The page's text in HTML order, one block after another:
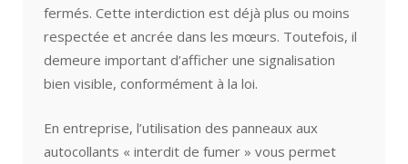
fermés. Cette interdiction est déjà plus ou moins
respectée et ancrée dans les mœurs. Toutefois, il
demeure important d’afficher une signalisation
bien visible, conformément à la loi.
En entreprise, l’utilisation des panneaux aux
autocollants « interdit de fumer » vous permet